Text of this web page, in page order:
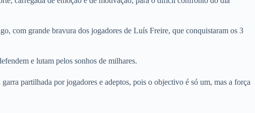
com grande bravura dos jogadores de Luís Freire, que conquistaram os 3
e lutam pelos sonhos de milhares.
partilhada por jogadores e adeptos, pois o objectivo é só um, mas a força